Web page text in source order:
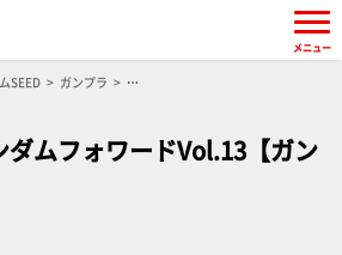
SEED
ガンプラ
ダムフォワードVol.13【ガン
メニュー